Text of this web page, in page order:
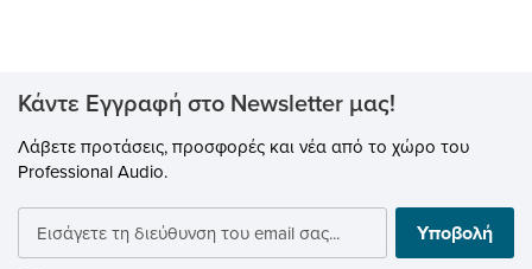
Κάντε Εγγραφή στο Newsletter μας!
Λάβετε προτάσεις, προσφορές και νέα από το χώρο του
Professional Audio.
Υποβολή